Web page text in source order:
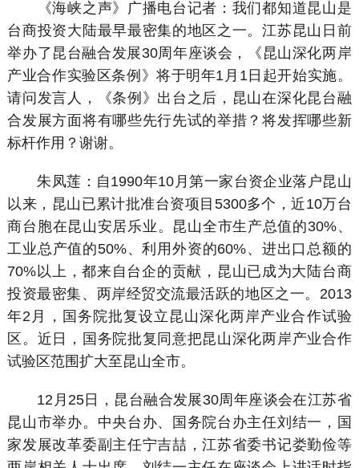
《海峡之声》广播电台记者：我们都知道昆山是
台商投资大陆最早最密集的地区之一。江苏昆山日前
举办了昆台融合发展30周年座谈会，《昆山深化两岸
产业合作实验区条例》将于明年1月1日起开始实施。
请问发言人，《条例》出台之后，昆山在深化昆台融
合发展方面将有哪些先行先试的举措？将发挥哪些新
标杆作用？谢谢。
朱凤莲：自1990年10月第一家台资企业落户昆山
以来，昆山已累计批准台资项目5300多个，近10万台
商台胞在昆山安居乐业。昆山全市生产总值的30%、
工业总产值的50%、利用外资的60%、进出口总额的
70%以上，都来自台企的贡献，昆山已成为大陆台商
投资最密集、两岸经贸交流最活跃的地区之一。2013
年2月，国务院批复设立昆山深化两岸产业合作试验
区。近日，国务院批复同意把昆山深化两岸产业合作
试验区范围扩大至昆山全市。
12月25日，昆台融合发展30周年座谈会在江苏省
昆山市举办。中央台办、国务院台办主任刘结一，国
家发展改革委副主任宁吉喆，江苏省委书记娄勤俭等